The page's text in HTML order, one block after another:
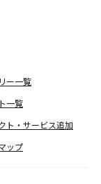
ー一覧
一覧
ト・サービス追加
ップ